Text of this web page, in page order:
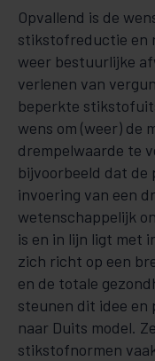
Opvallend is de
stikstofreductie en
weer bestuurlijke
verlenen van
beperkte
wens om (weer) de
drempelwaarde te
bijvoorbeeld dat
invoering van een
wetenschappelijk
is en in lijn ligt met
zich richt op een
en de totale
steunen dit idee en
naar Duits model.
stikstofnormen